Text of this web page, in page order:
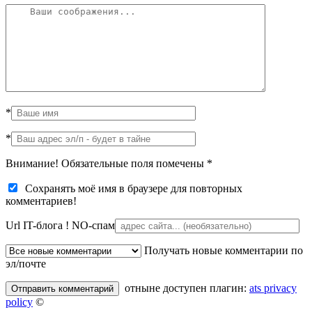
*
*
Внимание! Обязательные поля помечены *
Сохранять моё имя в браузере для повторных
комментариев!
Url IT-блога ! NO-спам
Получать новые комментарии по
эл/почте
отныне доступен плагин: ats privacy
policy ©